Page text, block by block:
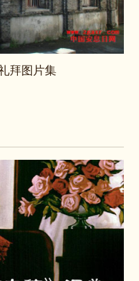
拜图片集